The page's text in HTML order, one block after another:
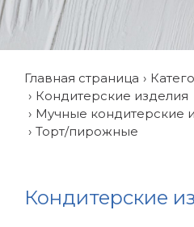
Главная страница
Кондитерские изделия
Мучные кондитерские
Торт/пирожные
Кондитерские